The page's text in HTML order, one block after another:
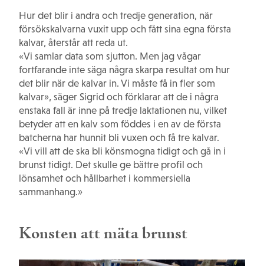
Hur det blir i andra och tredje generation, när
försökskalvarna vuxit upp och fått sina egna första
kalvar, återstår att reda ut.
«Vi samlar data som sjutton. Men jag vågar
fortfarande inte säga några skarpa resultat om hur
det blir när de kalvar in. Vi måste få in fler som
kalvar», säger Sigrid och förklarar att de i några
enstaka fall är inne på tredje laktationen nu, vilket
betyder att en kalv som föddes i en av de första
batcherna har hunnit bli vuxen och få tre kalvar.
«Vi vill att de ska bli könsmogna tidigt och gå in i
brunst tidigt. Det skulle ge bättre profil och
lönsamhet och hållbarhet i kommersiella
sammanhang.»
Konsten att mäta brunst